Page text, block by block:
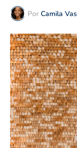
Por Camila